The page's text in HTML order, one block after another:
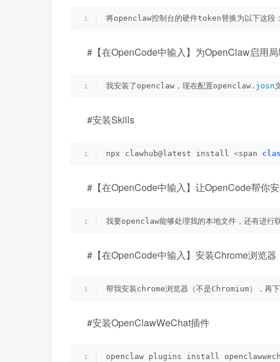
将openclaw控制台的硬件token替换为以下这
#【在OpenCode中输入】为OpenClaw启用
我安装了openclaw，现在配置openclaw. josn
#安装Skills
npx clawhub@latest install <span
#【在OpenCode中输入】让OpenCode帮你
我要openclaw能够处理我的本地文件，还有进
#【在OpenCode中输入】安装Chrome浏览
帮我安装chrome浏览器（不是Chromium），再
#安装OpenClawWeChat插件
openclaw plugins install